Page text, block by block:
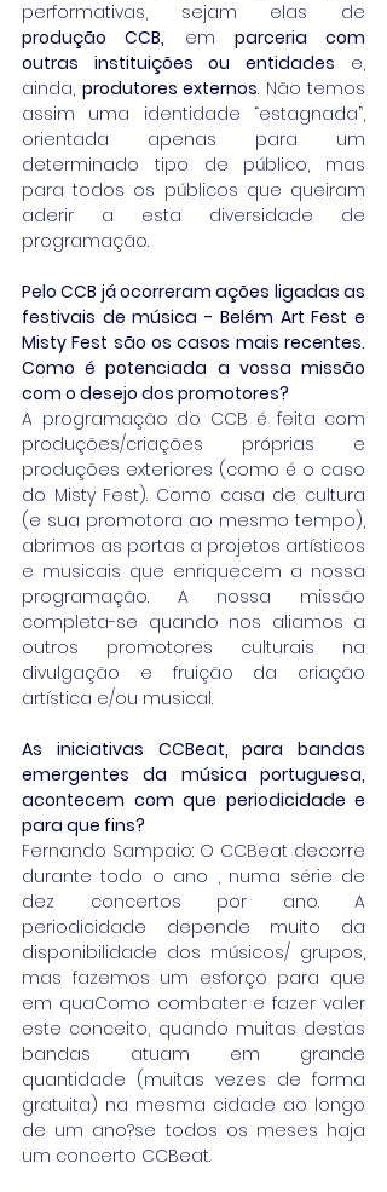
produção CCB, em parceria com
outras instituições ou entidades e,
ainda, produtores externos. Não temos
assim uma identidade “estagnada”,
orientada apenas para um
determinado tipo de público, mas
para todos os públicos que queiram
aderir a esta diversidade de
programação.
Pelo CCB já ocorreram ações ligadas as
festivais de música - Belém Art Fest e
Misty Fest são os casos mais recentes.
Como é potenciada a vossa missão
com o desejo dos promotores?
A programação do CCB é feita com
produções/criações próprias e
produções exteriores (como é o caso
do Misty Fest). Como casa de cultura
(e sua promotora ao mesmo tempo),
abrimos as portas a projetos artísticos
e musicais que enriquecem a nossa
programação. A nossa missão
completa-se quando nos aliamos a
outros promotores culturais na
divulgação e fruição da criação
artística e/ou musical.
As iniciativas CCBeat, para bandas
emergentes da música portuguesa,
acontecem com que periodicidade e
para que fins?
Fernando Sampaio: O CCBeat decorre
durante todo o ano , numa série de
dez concertos por ano. A
periodicidade depende muito da
disponibilidade dos músicos/ grupos,
mas fazemos um esforço para que
em quaComo combater e fazer valer
este conceito, quando muitas destas
bandas atuam em grande
quantidade (muitas vezes de forma
gratuita) na mesma cidade ao longo
de um ano?se todos os meses haja
um concerto CCBeat.